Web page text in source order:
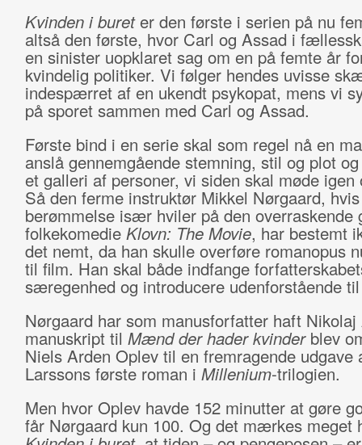
Kvinden i bureter den første i serien på nu
altså den første, hvor Carl og Assad i
en sinister uopklaret sag om en på femte år
kvindelig politiker. Vi følger hendes uvisse
indespærret af en ukendt psykopat, mens vi
på sporet sammen med Carl og Assad.
Første bind i en serie skal som regel nå en
anslå gennemgående stemning, stil og plot
et galleri af personer, vi siden skal møde igen
Så den ferme instruktør Mikkel Nørgaard, hvis
berømmelse især hviler på den overraskende
folkekomedie Klovn: The Movie, har bestemt
det nemt, da han skulle overføre romanopus
til film. Han skal både indfange
særegenhed og introducere udenforstående
Nørgaard har som manusforfatter haft
manuskript til Mænd der hader kvinderblev
Niels Arden Oplev til en fremragende udgave
Larssons første roman i Millenium-trilogien.
Men hvor Oplev havde 152 minutter at gøre
får Nørgaard kun 100. Og det mærkes meget